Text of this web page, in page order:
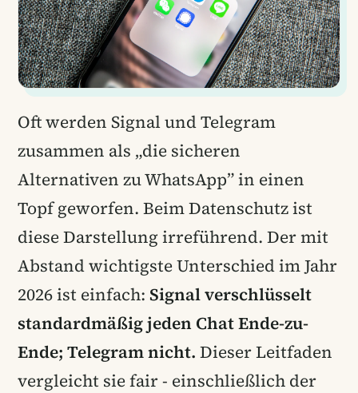
Oft werden Signal und Telegram
zusammen als „die sicheren
Alternativen zu WhatsApp” in einen
Topf geworfen. Beim Datenschutz ist
diese Darstellung irreführend. Der mit
Abstand wichtigste Unterschied im Jahr
2026 ist einfach: Signal verschlüsselt
standardmäßig jeden Chat Ende-zu-
Ende; Telegram nicht. Dieser Leitfaden
vergleicht sie fair - einschließlich der